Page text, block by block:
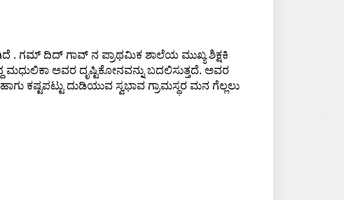
. ಗಮ್ ದಿದ್ ಗಾವ್ ನ ಪ್ರಾಥಮಿಕ ಶಾಲೆಯ ಮುಖ್ಯ ಶಿಕ್ಷಕಿ
ಅವರ ದೃಷ್ಟಿಕೋನವನ್ನು ಬದಲಿಸುತ್ತದೆ. ಅವರ
ಕಷ್ಟಪಟ್ಟು ದುಡಿಯುವ ಸ್ವಭಾವ ಗ್ರಾಮಸ್ಥರ ಮನ ಗೆಲ್ಲಲು